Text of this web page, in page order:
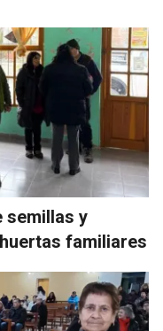
semillas y
familiares